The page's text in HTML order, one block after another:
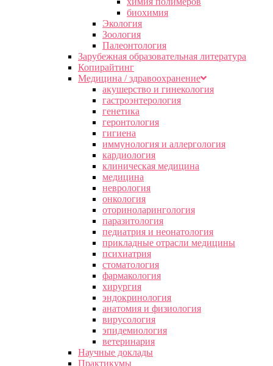
биохимия
Экология
Зоология
Палеонтология
Зарубежная образовательная литература
Копирайтинг
Медицина / здравоохранение
акушерство и гинекология
гастроэнтерология
генетика
геронтология
гигиена
иммунология и аллергология
кардиология
клиническая медицина
медицина
неврология
онкология
оториноларингология
паразитология
педиатрия и неонатология
прикладные отрасли медицины
психиатрия
стоматология
фармакология
хирургия
эндокринология
анатомия и физиология
вирусология
эпидемиология
ветеринария
Научные доклады
Практикумы